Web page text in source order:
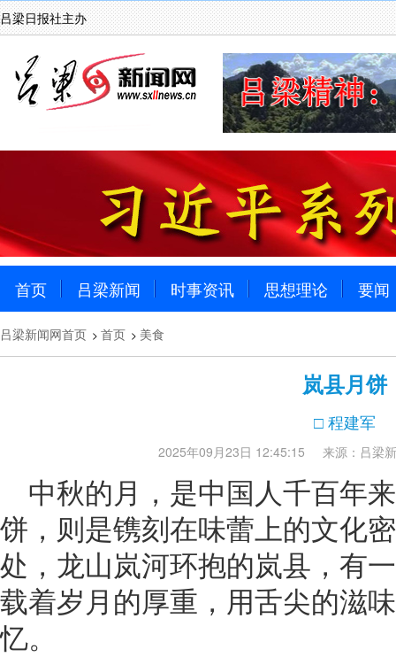
吕梁日报社主办
首页 吕梁新闻 时事资讯 思想理论 要闻
吕梁新闻网首页 > 首页 > 美食
岚县月饼
□ 程建军
2025年09月23日 12:45:15 来源：吕梁
中秋的月，是中国人千百年
饼，则是镌刻在味蕾上的文化
处，龙山岚河环抱的岚县，有
载着岁月的厚重，用舌尖的滋
忆。